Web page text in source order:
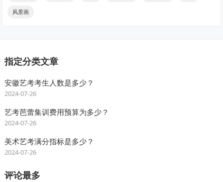
风景画
指定分类文章
安徽艺考考生人数是多少？
2024-07-26
艺考芭蕾集训费用预算为多少？
2024-07-26
美术艺考满分指标是多少？
2024-07-26
评论最多